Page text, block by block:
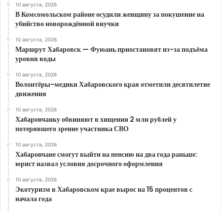
10 августа, 2026
В Комсомольском районе осудили женщину за покушение на
убийство новорождённой внучки
10 августа, 2026
Маршрут Хабаровск — Фуюань приостановят из-за подъёма
уровня воды
10 августа, 2026
Волонтёры-медики Хабаровского края отметили десятилетие
движения
10 августа, 2026
Хабаровчанку обвиняют в хищении 2 млн рублей у
потерявшего зрение участника СВО
10 августа, 2026
Хабаровчане смогут выйти на пенсию на два года раньше:
юрист назвал условия досрочного оформления
10 августа, 2026
Экотуризм в Хабаровском крае вырос на 15 процентов с
начала года